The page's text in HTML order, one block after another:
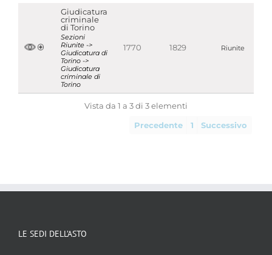
Giudicatura
criminale
di Torino
Sezioni
Riunite ->
Giudicatura di
Torino ->
Giudicatura
criminale di
Torino
1770 1829 Riunite
Vista da 1 a 3 di 3 elementi
Precedente 1 Successivo
LE SEDI DELL’ASTO